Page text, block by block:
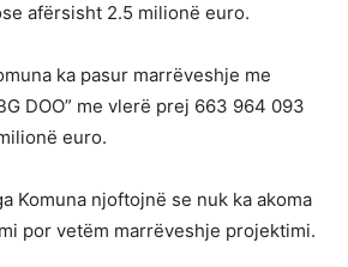
afërsisht 2.5 milionë euro.
ka pasur marrëveshje me
DOO” me vlerë prej 663 964 093
euro.
Komuna njoftojnë se nuk ka akoma
por vetëm marrëveshje projektimi.